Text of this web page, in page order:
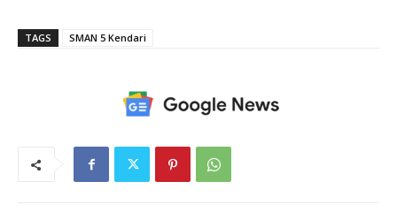
TAGS SMAN 5 Kendari